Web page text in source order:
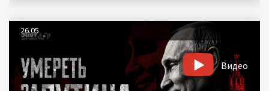
26.05
Видео